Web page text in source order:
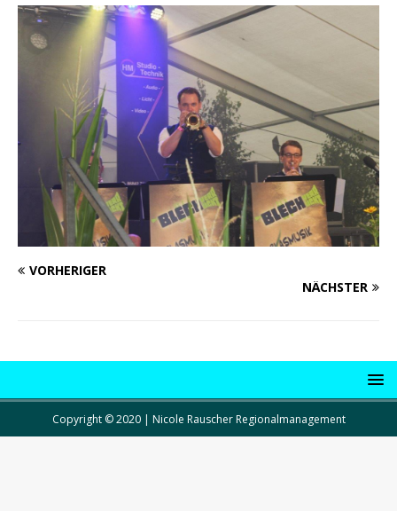
VORHERIGER
NÄCHSTER
Copyright © 2020 | Nicole Rauscher Regionalmanagement